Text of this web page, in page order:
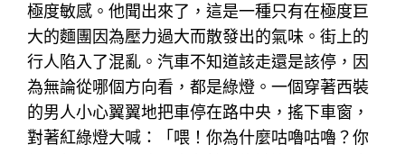
極度敏感。他聞出來了，這是一種只有在極度巨
大的麵團因為壓力過大而散發出的氣味。街上的
行人陷入了混亂。汽車不知道該走還是該停，因
為無論從哪個方向看，都是綠燈。一個穿著西裝
的男人小心翼翼地把車停在路中央，搖下車窗，
對著紅綠燈大喊：「喂！你為什麼咕嚕咕嚕？你